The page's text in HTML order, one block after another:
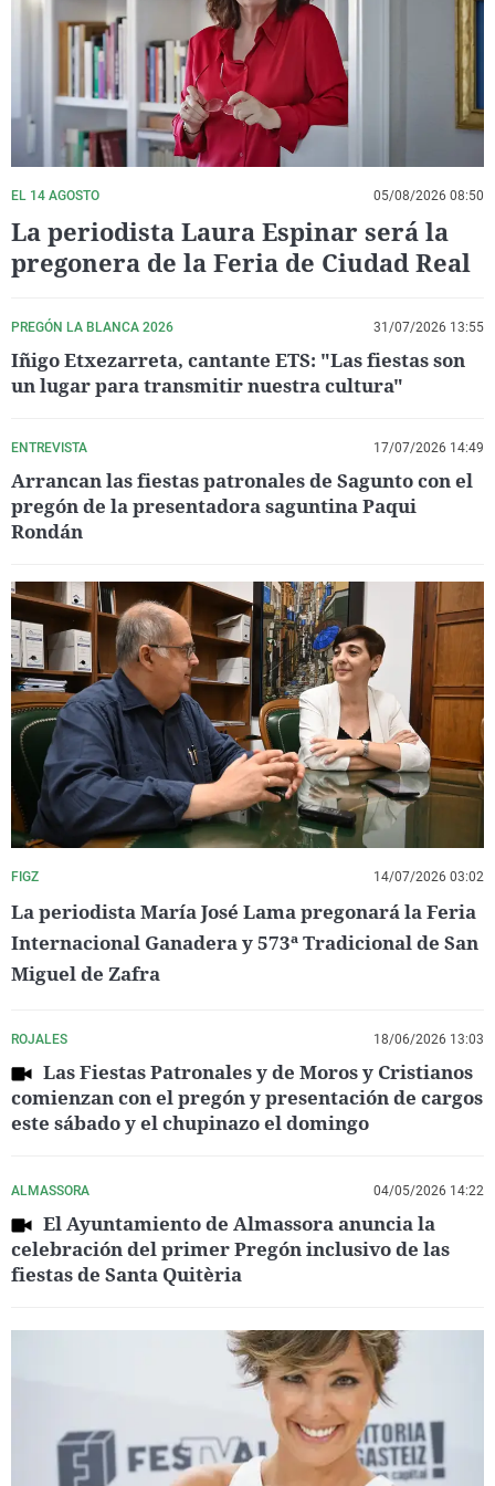
La rosa de los vientos
Gente viajera
Como el perro y el
Caso
Retornados
Equipo de
Operación Viuda
Extremadura
Galicia
La Rioja
Navarra
País Vasco
Virales
Televisión
Elecciones
EL 14 AGOSTO 05/08/2026 08:50
La periodista Laura Espinar será la
pregonera de la Feria de Ciudad Real
PREGÓN LA BLANCA 2026 31/07/2026 13:55
Iñigo Etxezarreta, cantante ETS: "Las fiestas son
un lugar para transmitir nuestra cultura"
ENTREVISTA 17/07/2026 14:49
Arrancan las fiestas patronales de Sagunto con el
pregón de la presentadora saguntina Paqui
Rondán
FIGZ 14/07/2026 03:02
La periodista María José Lama pregonará la Feria
Internacional Ganadera y 573ª Tradicional de San
Miguel de Zafra
ROJALES 18/06/2026 13:03
Las Fiestas Patronales y de Moros y Cristianos
comienzan con el pregón y presentación de cargos
este sábado y el chupinazo el domingo
ALMASSORA 04/05/2026 14:22
El Ayuntamiento de Almassora anuncia la
celebración del primer Pregón inclusivo de las
fiestas de Santa Quitèria